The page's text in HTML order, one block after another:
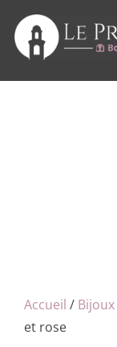
contenu
Accueil / Bijoux
et rose